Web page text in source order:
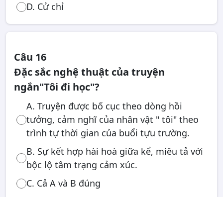
D. Cử chỉ
Câu 16
Đặc sắc nghệ thuật của truyện
ngắn"Tôi đi học"?
A. Truyện được bố cục theo dòng hồi
tưởng, cảm nghĩ của nhân vật " tôi" theo
trình tự thời gian của buổi tựu trường.
B. Sự kết hợp hài hoà giữa kể, miêu tả với
bộc lộ tâm trạng cảm xúc.
C. Cả A và B đúng